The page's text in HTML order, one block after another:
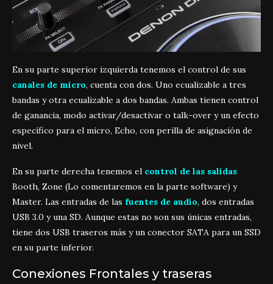
En su parte superior izquierda tenemos el control de sus
canales de micro, cuenta con dos. Uno ecualizable a tres
bandas y otra ecualizable a dos bandas. Ambas tienen control
de ganancia, modo activar/desactivar o talk-over y un efecto
específico para el micro, Echo, con perilla de asignación de
nivel.
En su parte derecha tenemos el control de las salidas
Booth, Zone (Lo comentaremos en la parte software) y
Master. Las entradas de las fuentes de audio, dos entradas
USB 3.0 y una SD. Aunque estas no son sus únicas entradas,
tiene dos USB traseros más y un conector SATA para un SSD
en su parte inferior.
Conexiones Frontales y traseras